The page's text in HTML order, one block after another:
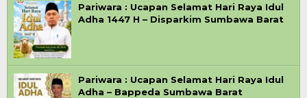
Pariwara : Ucapan Selamat Hari Raya Idul
Adha 1447 H – Disparkim Sumbawa Barat
Pariwara : Ucapan Selamat Hari Raya Idul
Adha – Bappeda Sumbawa Barat